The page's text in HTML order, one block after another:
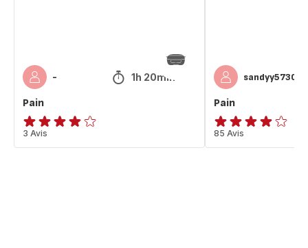
- 1h 20min
Pain
ratings.3.8
3 Avis
sandyy57300
Pain
Avis
4
85 Avis